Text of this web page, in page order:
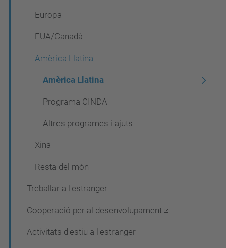
Europa
EUA/Canadà
Amèrica Llatina
Amèrica Llatina
Programa CINDA
Altres programes i ajuts
Xina
Resta del món
Treballar a l'estranger
Cooperació per al desenvolupament
Activitats d'estiu a l'estranger